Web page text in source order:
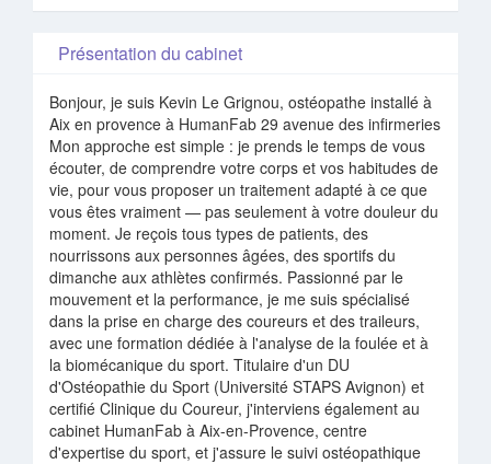
Présentation du cabinet
Bonjour, je suis Kevin Le Grignou, ostéopathe installé à
Aix en provence à HumanFab 29 avenue des infirmeries
Mon approche est simple : je prends le temps de vous
écouter, de comprendre votre corps et vos habitudes de
vie, pour vous proposer un traitement adapté à ce que
vous êtes vraiment — pas seulement à votre douleur du
moment. Je reçois tous types de patients, des
nourrissons aux personnes âgées, des sportifs du
dimanche aux athlètes confirmés. Passionné par le
mouvement et la performance, je me suis spécialisé
dans la prise en charge des coureurs et des traileurs,
avec une formation dédiée à l'analyse de la foulée et à
la biomécanique du sport. Titulaire d'un DU
d'Ostéopathie du Sport (Université STAPS Avignon) et
certifié Clinique du Coureur, j'interviens également au
cabinet HumanFab à Aix-en-Provence, centre
d'expertise du sport, et j'assure le suivi ostéopathique